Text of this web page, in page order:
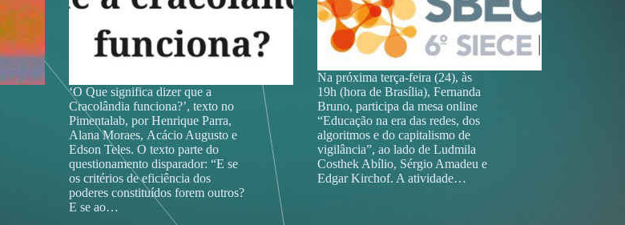
‘O Que significa dizer que a
Cracolândia funciona?’, texto no
Pimentalab, por Henrique Parra,
Alana Moraes, Acácio Augusto e
Edson Teles. O texto parte do
questionamento disparador: “E se
os critérios de eficiência dos
poderes constituídos forem outros?
E se ao…
Na próxima terça-feira (24), às
19h (hora de Brasília), Fernanda
Bruno, participa da mesa online
“Educação na era das redes, dos
algoritmos e do capitalismo de
vigilância”, ao lado de Ludmila
Costhek Abílio, Sérgio Amadeu e
Edgar Kirchof. A atividade…